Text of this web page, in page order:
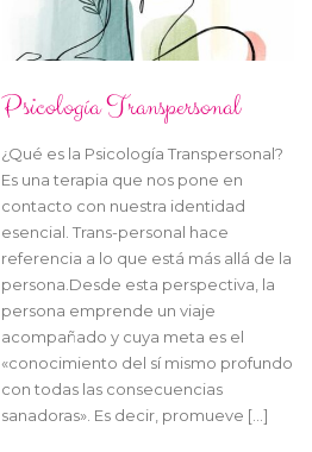
Psicología Transpersonal
¿Qué es la Psicología Transpersonal?
Es una terapia que nos pone en
contacto con nuestra identidad
esencial. Trans-personal hace
referencia a lo que está más allá de la
persona.Desde esta perspectiva, la
persona emprende un viaje
acompañado y cuya meta es el
«conocimiento del sí mismo profundo
con todas las consecuencias
sanadoras». Es decir, promueve […]